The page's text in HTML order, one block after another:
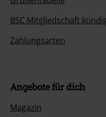
BSC Mitgliedschaft
Zahlungsarten
Angebote für dich
Magazin